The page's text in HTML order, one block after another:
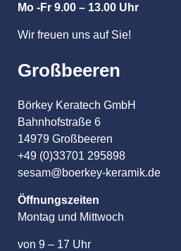
Mo -Fr 9.00 – 13.00 Uhr
Wir freuen uns auf Sie!
Großbeeren
Börkey Keratech GmbH
Bahnhofstraße 6
14979 Großbeeren
+49 (0)33701 295898
sesam@boerkey-keramik.de
Öffnungszeiten
Montag und Mittwoch
von 9 – 17 Uhr